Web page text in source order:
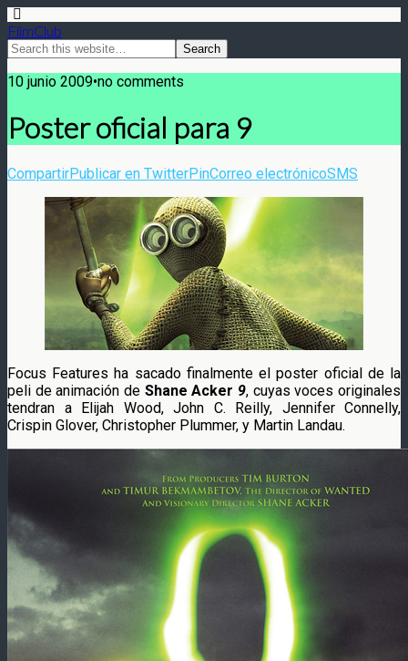
FilmClub
10 junio 2009•no comments
Poster oficial para 9
CompartirPublicar en TwitterPinCorreo electrónicoSMS
Focus Features ha sacado finalmente el poster oficial de la
peli de animación de Shane Acker 9, cuyas voces originales
tendran a Elijah Wood, John C. Reilly, Jennifer Connelly,
Crispin Glover, Christopher Plummer, y Martin Landau.